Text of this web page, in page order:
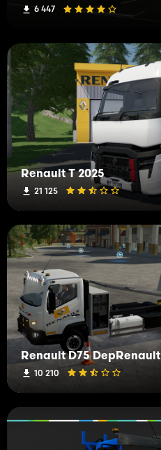
6 447
Renault T 2025
21 125
Renault D75 DepRenault
10 210